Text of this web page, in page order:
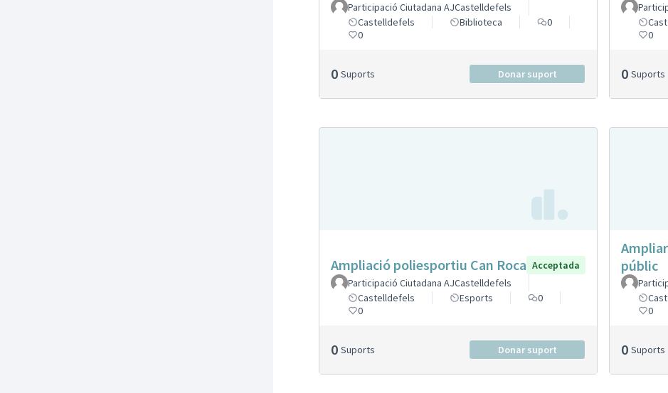
Participació Ciutadana AJCastelldefels
Castelldefels
Biblioteca
0
0
0 Suports Donar suport
0
0 Suports
Ampliació poliesportiu Can Roca Acceptada
Participació Ciutadana AJCastelldefels
Castelldefels
Esports
0
0
0 Suports Donar suport
públic
0
0 Suports